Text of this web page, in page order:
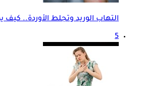
التهاب الوريد وتجلط الأوردة.. كيف
5